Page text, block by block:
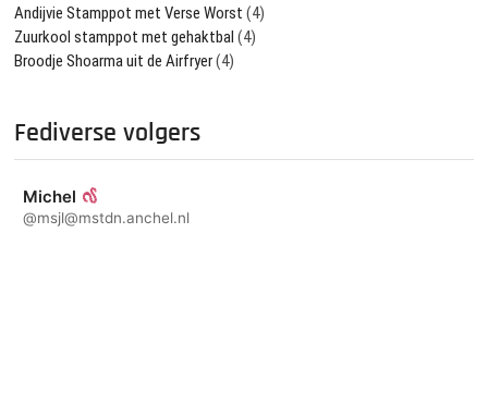
Andijvie Stamppot met Verse Worst (4)
Zuurkool stamppot met gehaktbal (4)
Broodje Shoarma uit de Airfryer(4)
Fediverse volgers
Michel
@msjl@mstdn.anchel.nl